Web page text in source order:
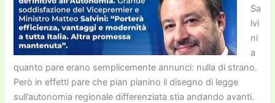
Sa
lvi
ni
a
quanto pare erano semplicemente annunci: nulla di strano.
Però in effetti pare che pian pianino il disegno di legge
sull’autonomia regionale differenziata stia andando avanti.